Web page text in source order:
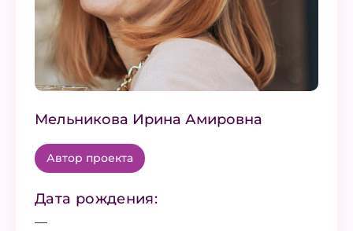
Мельникова Ирина Амировна
Автор проекта
Дата рождения:
—